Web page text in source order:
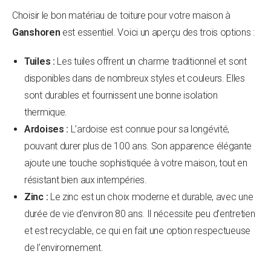
Choisir le bon matériau de toiture pour votre maison à
Ganshoren est essentiel. Voici un aperçu des trois options :
Tuiles : Les tuiles offrent un charme traditionnel et sont
disponibles dans de nombreux styles et couleurs. Elles
sont durables et fournissent une bonne isolation
thermique.
Ardoises : L’ardoise est connue pour sa longévité,
pouvant durer plus de 100 ans. Son apparence élégante
ajoute une touche sophistiquée à votre maison, tout en
résistant bien aux intempéries.
Zinc : Le zinc est un choix moderne et durable, avec une
durée de vie d’environ 80 ans. Il nécessite peu d’entretien
et est recyclable, ce qui en fait une option respectueuse
de l’environnement.